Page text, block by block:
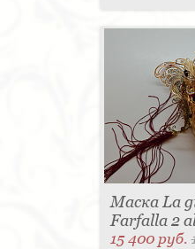
Маска La
Farfalla 2
15 400 руб.